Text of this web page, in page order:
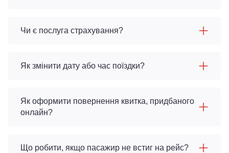
Чи є послуга страхування?
Як змінити дату або час поїздки?
Як оформити повернення квитка, придбаного
онлайн?
Що робити, якщо пасажир не встиг на рейс?